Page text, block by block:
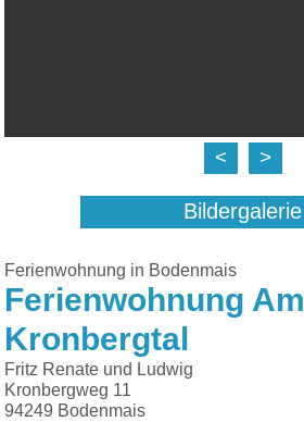
< >
Bildergalerie
Ferienwohnung in Bodenmais
Ferienwohnung Am
Kronbergtal
Fritz Renate und Ludwig
Kronbergweg 11
94249 Bodenmais